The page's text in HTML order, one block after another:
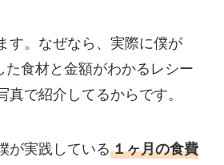
す。なぜなら、実際に僕が
た食材と金額がわかるレシー
真で紹介してるからです。
が実践している１ヶ月の食費